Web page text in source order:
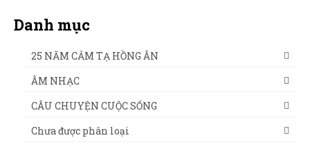
Danh mục
25 NĂM CẢM TẠ HỒNG ÂN
ÂM NHẠC
CÂU CHUYỆN CUỘC SỐNG
Chưa được phân loại